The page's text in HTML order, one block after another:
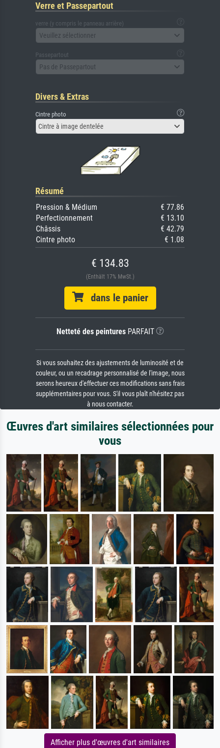
Verre et Passepartout
verre (y compris le panneau arrière)
Veuillez sélectionner
Passepartout
Pas de Passepartout
Divers & Extras
Cintre photo
Cintre à image dentelée
Résumé
Pression & Médium
€ 77.86
Perfectionnement
€ 13.10
Châssis
€ 42.79
Cintre photo
€ 1.08
€ 134.83
(Enthält 17% MwSt.)
dans le panier
Netteté des peinturesPARFAIT
Si vous souhaitez des ajustements de luminosité et de
couleur, ou un recadrage personnalisé de l'image, nous
serons heureux d'effectuer ces modifications sans frais
supplémentaires pour vous. S'il vous plaît n'hésitez pas
à nous contacter.
Œuvres d'art similaires sélectionnées pour
vous
Afficher plus d'œuvres d'art similaires